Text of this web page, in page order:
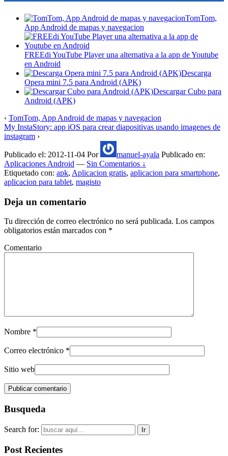
TomTom,
App Android de mapas y navegacion
FREEdi YouTube Player una alternativa a la app de Youtube
en Android
Descarga
Opera mini 7.5 para Android (APK)
Descargar Cubo para
Android (APK)
‹ TomTom, App Android de mapas y navegacion
My InstaStory: app iOS para crear diapositivas usando imagenes de
instagram ›
Publicado el: 2012-11-04 Por manuel-ayala Publicado en:
Aplicaciones Android — Sin Comentarios ↓
Etiquetado con: apk, Aplicacion gratis, aplicacion para smartphone,
aplicacion para tablet, magisto
Deja un comentario
Tu dirección de correo electrónico no será publicada. Los campos
obligatorios están marcados con *
Comentario
Nombre *
Correo electrónico *
Sitio web
Busqueda
Search for:
Post Recientes